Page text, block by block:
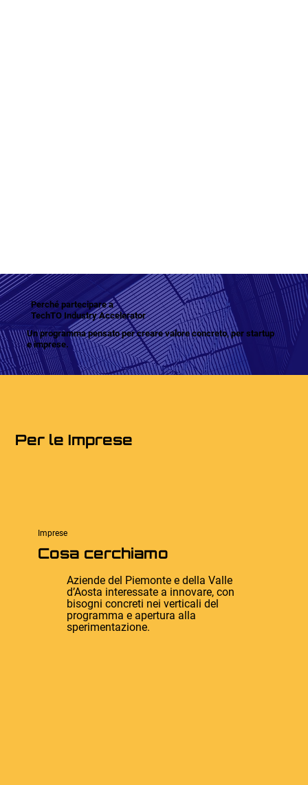
Perché partecipare a
TechTO Industry Accelerator
Un programma pensato per creare valore concreto, per startup
e imprese.
Per le Imprese
Imprese
Cosa cerchiamo
Aziende del Piemonte e della Valle
d’Aosta interessate a innovare, con
bisogni concreti nei verticali del
programma e apertura alla
sperimentazione.